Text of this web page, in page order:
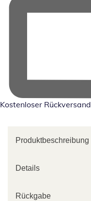
Kostenloser Rückversand
Produktbeschreibung
Details
Rückgabe